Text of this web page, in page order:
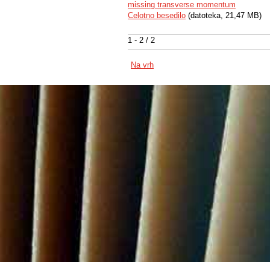
1 - 2 / 2
missing transverse momentum
Celotno besedilo (datoteka, 21,47 MB)
Na vrh